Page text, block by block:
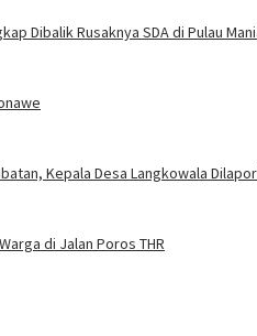
Dibalik Rusaknya SDA di Pulau
Kepala Desa Langkowala
di Jalan Poros THR